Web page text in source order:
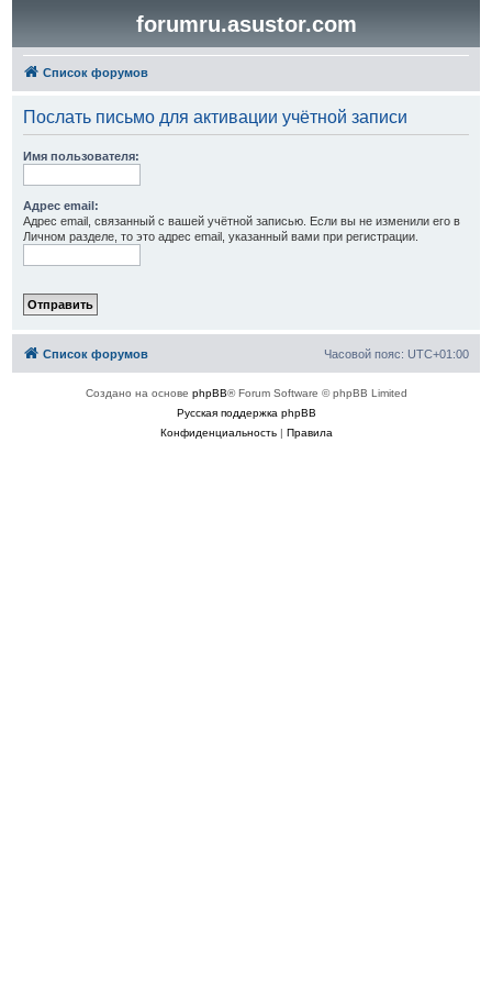
forumru.asustor.com
Список форумов
Послать письмо для активации учётной записи
Имя пользователя:
Адрес email:
Адрес email, связанный с вашей учётной записью. Если вы не изменили его в
Личном разделе, то это адрес email, указанный вами при регистрации.
Список форумов Часовой пояс: UTC+01:00
Создано на основе phpBB® Forum Software © phpBB Limited
Русская поддержка phpBB
Конфиденциальность| Правила